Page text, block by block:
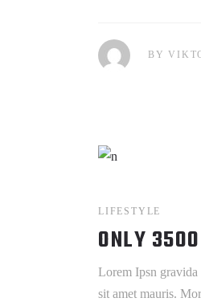
BY
LIFESTYLE
ONLY
Lorem Ipsn gravida
sit amet mauris.